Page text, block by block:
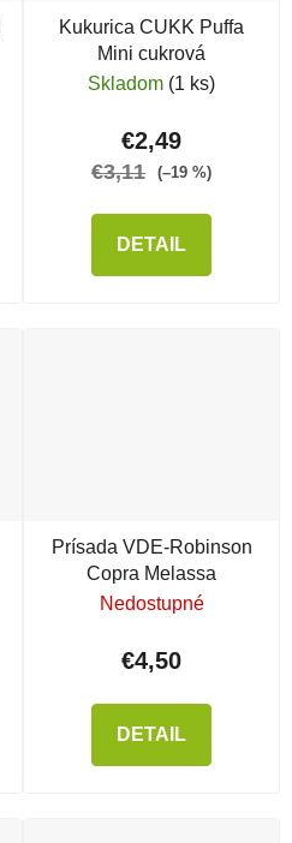
Kukurica CUKK Puffa
Mini cukrová
Skladom (1 ks)
€2,49
€3,11 (–19 %)
DETAIL
Prísada VDE-Robinson
Copra Melassa
Nedostupné
€4,50
DETAIL